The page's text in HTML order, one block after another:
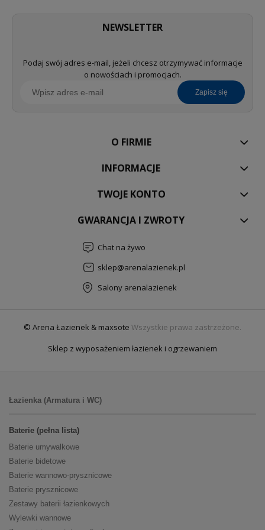
NEWSLETTER
Podaj swój adres e-mail, jeżeli chcesz otrzymywać informacje
o nowościach i promocjach.
zapisz się
O FIRMIE
INFORMACJE
TWOJE KONTO
GWARANCJA I ZWROTY
Chat na żywo
sklep@arenalazienek.pl
Salony arenalazienek
© Arena Łazienek & maxsote Wszystkie prawa zastrzeżone.
Sklep z wyposażeniem łazienek i ogrzewaniem
Łazienka (Armatura i WC)
Baterie (pełna lista)
Baterie umywalkowe
Baterie bidetowe
Baterie wannowo-prysznicowe
Baterie prysznicowe
Zestawy baterii łazienkowych
Wylewki wannowe